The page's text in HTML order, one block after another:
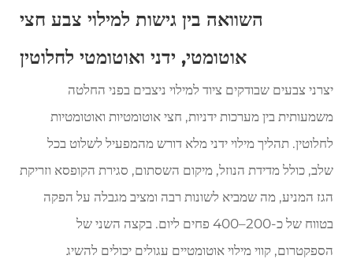
השוואה בין גישות למילוי צבע חצי
אוטומטי, ידני ואוטומטי לחלוטין
יצרני צבעים שבודקים ציוד למילוי ניצבים בפני החלטה
משמעותית בין מערכות ידניות, חצי אוטומטיות ואוטומטיות
לחלוטין. תהליך מילוי ידני מלא דורש מהמפעיל לשלוט בכל
שלב, כולל מדידת הנוזל, מיקום השסתום, סגירת הקופסא וזריקת
הגז המניע, מה שמביא לשונות רבה ומציב מגבלה על הפקה
בטווח של כ-200–400 פחים ליום. בקצה השני של
הספקטרום, קווי מילוי אוטומטיים עגולים יכולים להשיג